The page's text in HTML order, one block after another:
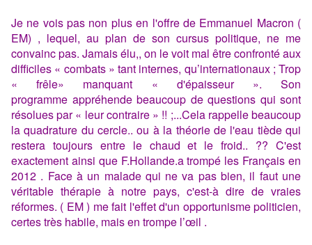
Je ne vois pas non plus en l'offre de Emmanuel Macron (
EM) , lequel, au plan de son cursus politique, ne me
convainc pas. Jamais élu,, on le voit mal être confronté aux
difficiles « combats » tant internes, qu’internationaux ; Trop
« frêle» manquant « d'épaisseur ». Son
programme appréhende beaucoup de questions qui sont
résolues par « leur contraire » !! ;...Cela rappelle beaucoup
la quadrature du cercle.. ou à la théorie de l'eau tiède qui
restera toujours entre le chaud et le froid.. ?? C'est
exactement ainsi que F.Hollande.a trompé les Français en
2012 . Face à un malade qui ne va pas bien, il faut une
véritable thérapie à notre pays, c'est-à dire de vraies
réformes. ( EM ) me fait l'effet d'un opportunisme politicien,
certes très habile, mais en trompe l’œil .